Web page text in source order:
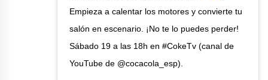
Empieza a calentar los motores y convierte tu
salón en escenario. ¡No te lo puedes perder!
Sábado 19 a las 18h en #CokeTv (canal de
YouTube de @cocacola_esp).